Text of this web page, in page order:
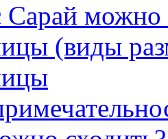
Сарай можно
(виды